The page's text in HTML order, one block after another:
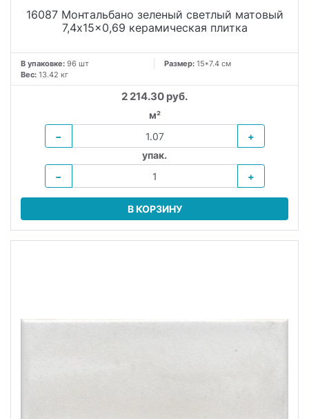
16087 Монтальбано зеленый светлый матовый
7,4x15x0,69 керамическая плитка
В упаковке: 96 шт Размер: 15*7.4 см
Вес: 13.42 кг
2 214.30 руб.
м²
−
+
упак.
−
+
В КОРЗИНУ